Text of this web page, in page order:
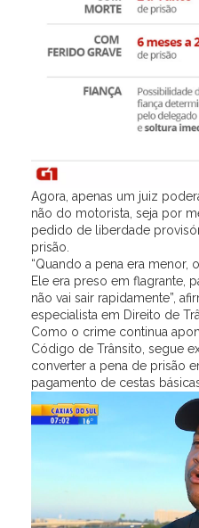
Agora, apenas um juiz
não do motorista, seja por
pedido de liberdade
prisão.
“Quando a pena era menor,
Ele era preso em flagrante,
não vai sair rapidamente”,
especialista em Direito de
Como o crime continua
Código de Trânsito, segue
converter a pena de prisão
pagamento de cestas